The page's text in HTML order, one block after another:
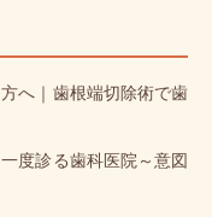
へ｜歯根端切除術で歯
度診る歯科医院～意図